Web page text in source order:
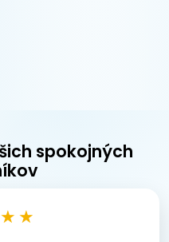
spokojných